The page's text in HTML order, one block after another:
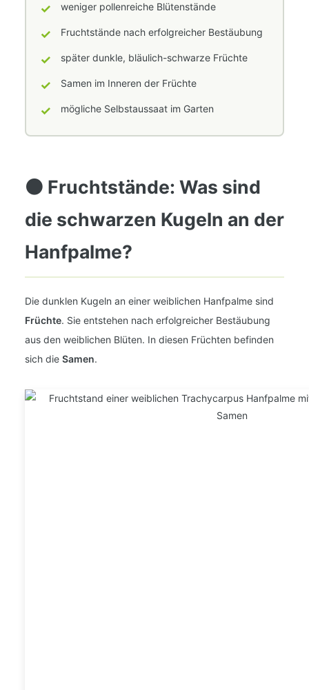
✓ weniger pollenreiche Blütenstände
✓ Fruchtstände nach erfolgreicher Bestäubung
✓ später dunkle, bläulich-schwarze Früchte
✓ Samen im Inneren der Früchte
✓ mögliche Selbstaussaat im Garten
⚫ Fruchtstände: Was sind
die schwarzen Kugeln an der
Hanfpalme?
Die dunklen Kugeln an einer weiblichen Hanfpalme sind
Früchte. Sie entstehen nach erfolgreicher Bestäubung
aus den weiblichen Blüten. In diesen Früchten befinden
sich die Samen.